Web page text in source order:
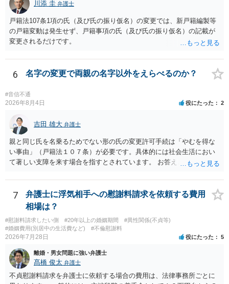
ょう。 ただし、もし上記の理由の主張が難しい場合でも、一定期間通
称名を使用して、その後にいわゆる永年使用を理由とする許可申立て
を選択すれば、比較的緩やかに認められます。 氏の変更については、
本件では、(1)子の氏の変更許可（民法791条1項）と、(2)戸籍法107条1
項の氏の変更許可の2種類が考えられます。 (1)については、ご両親が
父の氏を称したいというケースが多い）。法律上は特に明文の要件が
変更許可の場合、あなたは現在の戸籍からもう一方の親への戸籍に入
籍する（戻る）という戸籍変動になるため、成人した子からの変更許
可申立てにおいては、入籍先である親（及びそこに同籍している配偶
者や15歳以上の子）の同意があるかどうかが重視されるケースが多い
です。 (2)については、「やむを得ない事由」が必要とされます。これ
は、名の変更許可よりも厳重な要件であるとされ、本件のような精神
的・心理的な理由ではなかなかハードルが高いところですが、親から
性的虐待を受けていたケースで氏変更を許可した事案がありますの
立て前に分籍届によってあなたの単独戸籍を編成しておく必要がある
でしょう。 法的に検討すべき課題が多いため、弁護士へ相談されるこ
とをお勧めします。
川添 圭 弁護士
戸籍法107条1項の氏（及び氏の振り仮名）の変更では、新戸籍編製等
の戸籍変動は発生せず、戸籍事項の氏（及び氏の振り仮名）の記載が
変更されるだけです。
6 名字の変更で両親の名字以外をえらべるのか？
#音信不通
2026年8月4日 役にたった 2
吉田 雄大 弁護士
親と同じ氏を名乗るためでない形の氏の変更許可手続は「やむを得な
い事由」（戸籍法１０７条）が必要です。具体的には社会生活におい
て著しい支障を来す場合を指すとされています。 お答えとしては、理
支障」の具体的判断の中で、現在の氏を使い続けることがなぜよくな
いのかが審理判断されることになる、というものになります。
7
弁護士に浮気相手への慰謝料請求を依頼する費用
相場は？
#慰謝料請求したい側 #20年以上の婚姻期間
#異性関係(不貞等)
#婚姻費用(別居中の生活費など)
#不倫慰謝料
2026年7月28日 役にたった 5
離婚・男女問題に強い弁護士
髙橋 俊太 弁護士
不貞慰謝料請求を弁護士に依頼する場合の費用は、法律事務所ごとに